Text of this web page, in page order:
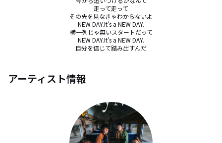
走って走って
その先を見なきゃわからないよ
NEW DAY.It's a NEW DAY.
横一列じゃ無いスタートだって
NEW DAY.It's a NEW DAY.
自分を信じて踏み出すんだ
アーティスト情報